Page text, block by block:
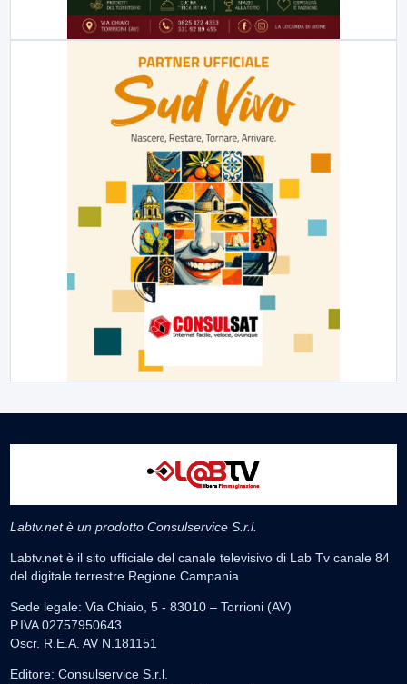
Labtv.net è un prodotto Consulservice S.r.l.
Labtv.net è il sito ufficiale del canale televisivo di Lab Tv canale 84
del digitale terrestre Regione Campania
Sede legale: Via Chiaio, 5 - 83010 – Torrioni (AV)
P.IVA 02757950643
Oscr. R.E.A. AV N.181151
Editore: Consulservice S.r.l.